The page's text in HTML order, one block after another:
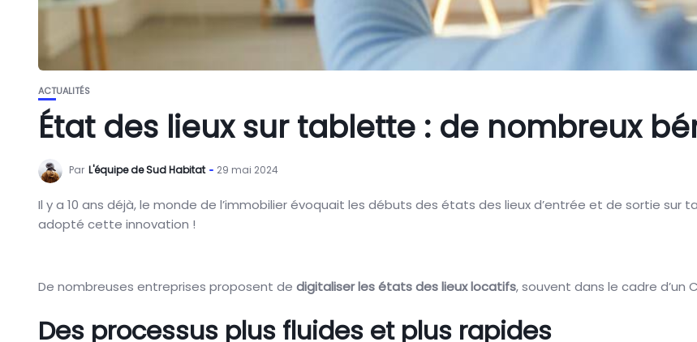
ACTUALITÉS
État des lieux sur tablette : de nombreux
Par L'équipe de Sud Habitat 29 mai 2024
Il y a 10 ans déjà, le monde de l’immobilier évoquait les débuts des états des lieux d’entrée et de sortie sur
adopté cette innovation !
De nombreuses entreprises proposent de digitaliser les états des lieux locatifs, souvent dans le cadre d’un
Des processus plus fluides et plus rapides